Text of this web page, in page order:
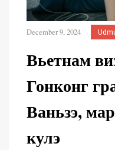
December 9, 2024
Вьетнам
Гонконг
Ваньзэ,
кулэ